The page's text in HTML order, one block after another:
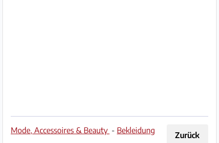
Hilfe
Zurück
Mode, Accessoires & Beauty - Bekleidung